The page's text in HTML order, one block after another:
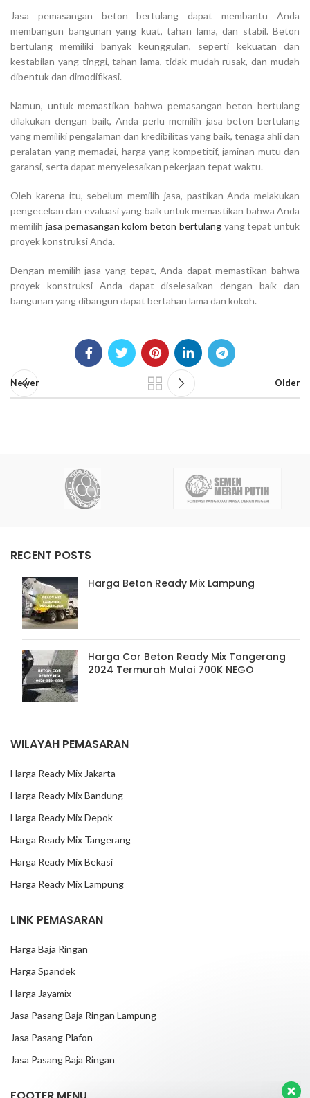
Jasa pemasangan beton bertulang dapat membantu Anda
membangun bangunan yang kuat, tahan lama, dan stabil. Beton
bertulang memiliki banyak keunggulan, seperti kekuatan dan
kestabilan yang tinggi, tahan lama, tidak mudah rusak, dan mudah
dibentuk dan dimodifikasi.
Namun, untuk memastikan bahwa pemasangan beton bertulang
dilakukan dengan baik, Anda perlu memilih jasa beton bertulang
yang memiliki pengalaman dan kredibilitas yang baik, tenaga ahli dan
peralatan yang memadai, harga yang kompetitif, jaminan mutu dan
garansi, serta dapat menyelesaikan pekerjaan tepat waktu.
Oleh karena itu, sebelum memilih jasa, pastikan Anda melakukan
pengecekan dan evaluasi yang baik untuk memastikan bahwa Anda
memilih jasa pemasangan kolom beton bertulangyang tepat untuk
proyek konstruksi Anda.
Dengan memilih jasa yang tepat, Anda dapat memastikan bahwa
proyek konstruksi Anda dapat diselesaikan dengan baik dan
bangunan yang dibangun dapat bertahan lama dan kokoh.
Newer Older
RECENT POSTS
Harga Beton Ready Mix Lampung
Harga Cor Beton Ready Mix Tangerang
2024 Termurah Mulai 700K NEGO
WILAYAH PEMASARAN
Harga Ready Mix Jakarta
Harga Ready Mix Bandung
Harga Ready Mix Depok
Harga Ready Mix Tangerang
Harga Ready Mix Bekasi
Harga Ready Mix Lampung
LINK PEMASARAN
Harga Baja Ringan
Harga Spandek
Harga Jayamix
Jasa Pasang Baja Ringan Lampung
Jasa Pasang Plafon
Jasa Pasang Baja Ringan